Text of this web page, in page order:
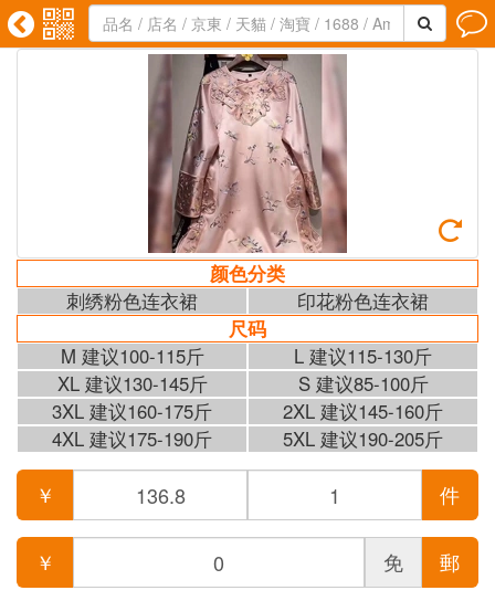
   

颜色分类
刺绣粉色连衣裙
印花粉色连衣裙
尺码
M 建议100-115斤
L 建议115-130斤
XL 建议130-145斤
S 建议85-100斤
3XL 建议160-175斤
2XL 建议145-160斤
4XL 建议175-190斤
5XL 建议190-205斤
￥ 件
￥ 免 郵